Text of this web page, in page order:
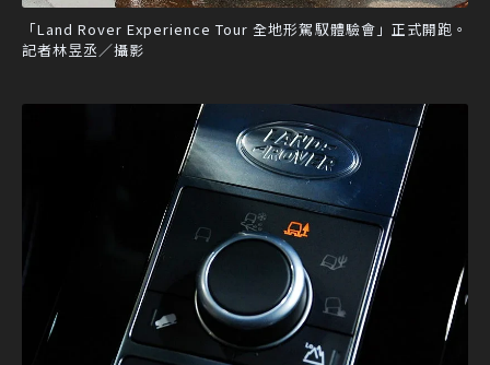
「Land Rover Experience Tour 全地形駕馭體驗會」正式開跑。
記者林昱丞／攝影